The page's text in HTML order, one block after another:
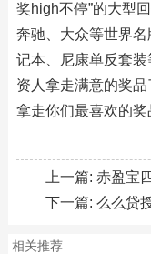
奖high不停”的大型
奔驰、大众等世界
记本、尼康单反套
资人拿走满意的奖
拿走你们最喜欢的奖
上一篇: 赤盈宝
下一篇: 么么贷
相关推荐